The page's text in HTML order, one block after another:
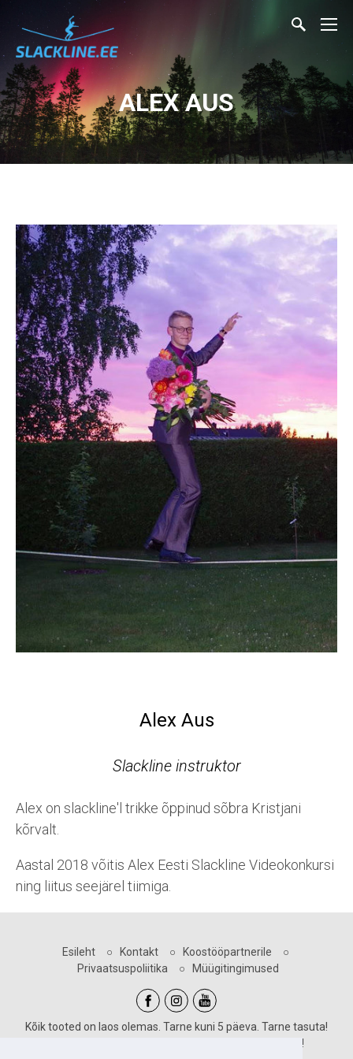
ALEX AUS
Alex Aus
Slackline instruktor
Alex on slackline'l trikke õppinud sõbra Kristjani
kõrvalt.
Aastal 2018 võitis Alex Eesti Slackline Videokonkursi
ning liitus seejärel tiimiga.
Esileht○ Kontakt○ Koostööpartnerile ○
Privaatsuspoliitika
○ Müügitingimused
Kõik tooted on laos olemas. Tarne kuni 5 päeva. Tarne tasuta!
Sooduskoodid kehtivad vastava märgiga toodetele!